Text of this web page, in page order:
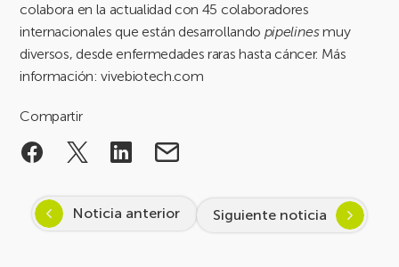
colabora en la actualidad con 45 colaboradores
internacionales que están desarrollando pipelinesmuy
diversos, desde enfermedades raras hasta cáncer. Más
información: vivebiotech.com
Compartir
Noticia anterior Siguiente noticia